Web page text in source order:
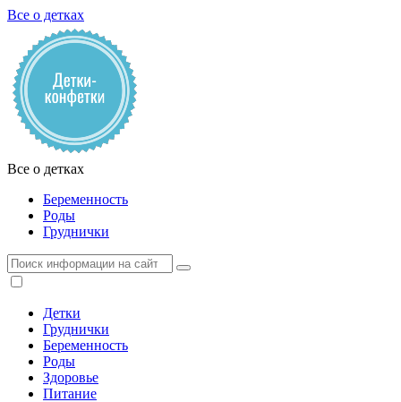
Все о детках
Все о детках
Беременность
Роды
Груднички
Детки
Груднички
Беременность
Роды
Здоровье
Питание